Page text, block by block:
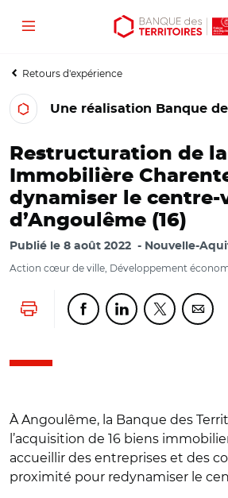
Aller
contenu
Aller
menu
Ouvrir
outils
Menu
Retours d'expérience
Une réalisation Banque
Restructuration de la
Immobilière
dynamiser le centre-
d’Angoulême (16)
Publié le 8 août 2022 Nouvelle-
Action cœur de ville, Développement
Lancer l'impressionPartager cette page sur
Partager cette
Partager
À Angoulême, la Banque des
l’acquisition de 16 biens
accueillir des entreprises et des
proximité pour redynamiser le